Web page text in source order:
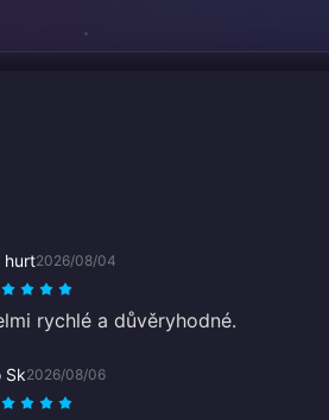
hurt2026/08/04
rychlé a důvěryhodné.
Sk2026/08/06